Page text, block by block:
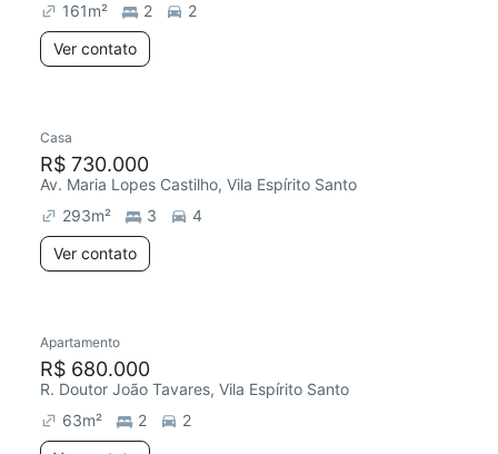
161m² 2
2
Ver contato
Casa
R$ 730.000
Av. Maria Lopes Castilho, Vila Espírito Santo
293m² 3
4
Ver contato
Apartamento
R$ 680.000
R. Doutor João Tavares, Vila Espírito Santo
63m² 2
2